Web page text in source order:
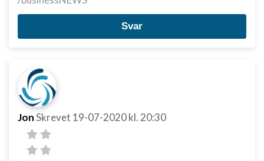
Svar
JonSkrevet 19-07-2020kl. 20:30